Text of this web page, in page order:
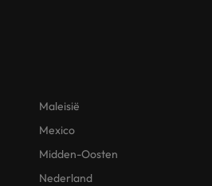
Maleisië
Mexico
Midden-Oosten
Nederland